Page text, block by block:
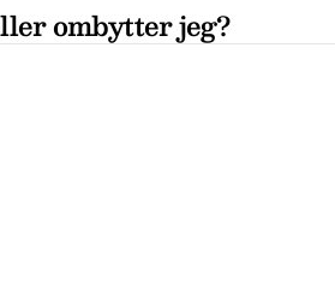
ombytter jeg?